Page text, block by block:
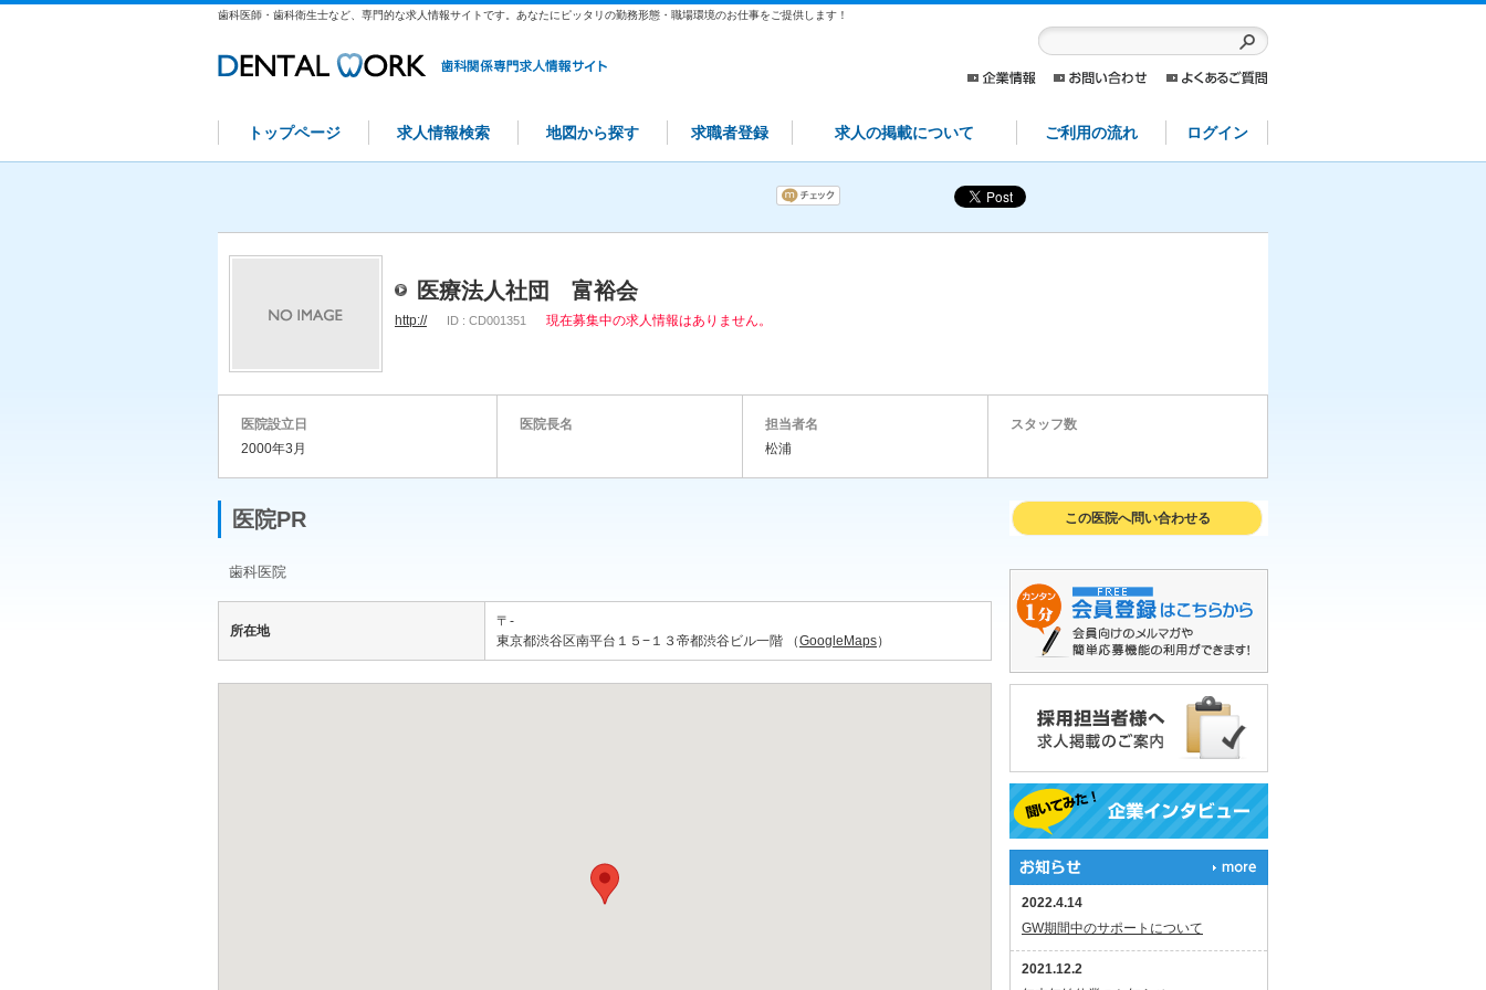
歯科医師・歯科衛生士など、専門的な求人情報サイトです。あなたにピッタリの勤務形態・職場環境のお仕事をご提供します！
トップページ 求人情報検索 地図から探す 求職者登録 求人の掲載について ご利用の流れ ログイン
医療法人社団 富裕会
http:// ID : CD001351 現在募集中の求人情報はありません。
医院設立日 医院長名 担当者名
スタッフ数
2000年3月
松浦
医院PR
歯科医院
所在地
〒-
東京都渋谷区南平台１５−１３帝都渋谷ビル一階 （GoogleMaps）
この医院へ問い合わせる
2022.4.14
GW期間中のサポートについて
2021.12.2